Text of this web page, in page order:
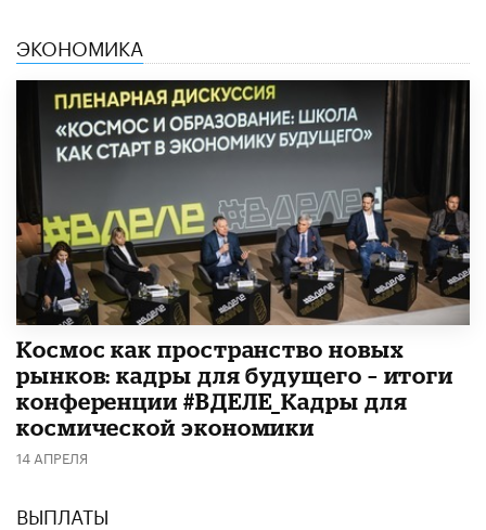
ЭКОНОМИКА
Космос как пространство новых
рынков: кадры для будущего – итоги
конференции #ВДЕЛЕ_Кадры для
космической экономики
14 АПРЕЛЯ
ВЫПЛАТЫ